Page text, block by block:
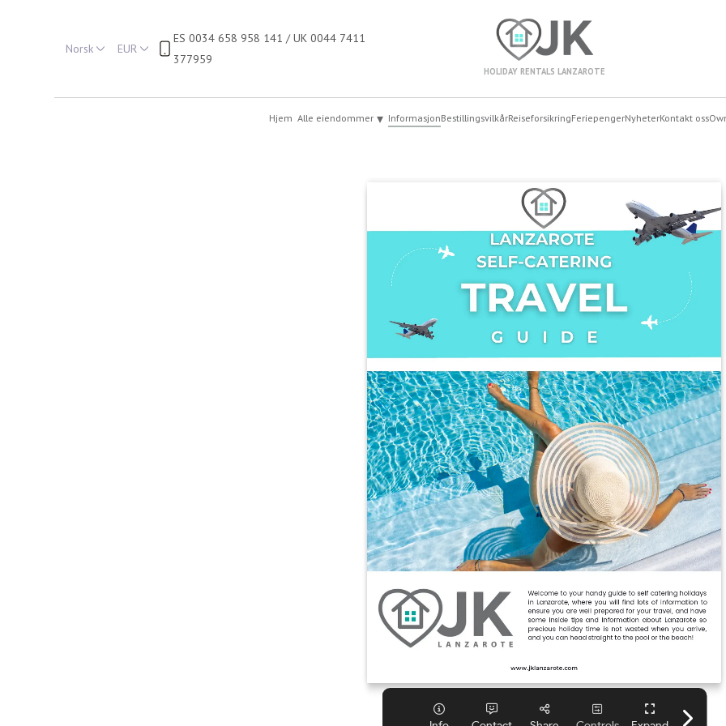
Norsk EUR
ES 0034 658 958 141 / UK 0044 7411
377959
HOLIDAY RENTALS LANZAROTE
Hjem Alle eiendommer ▾ InformasjonBestillingsvilkårReiseforsikringFeriepengerNyheterKontakt oss